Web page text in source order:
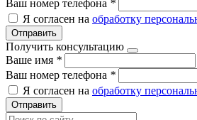
Ваш номер телефона *
Я согласен на обработку
Отправить
Получить консультацию
Ваше имя *
Ваш номер телефона *
Я согласен на обработку
Отправить